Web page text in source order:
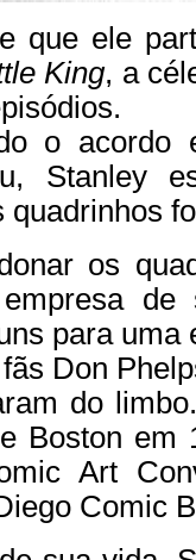
que ele
King, a
o
Stanley
quadrinhos
os
de
para
Don
do
Boston em
Art
Comic